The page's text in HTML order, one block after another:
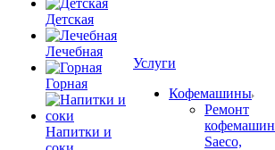
Детская
Лечебная
Горная
Напитки и
Услуги
Кофемашины
Ремонт
кофемашин
Saeco,